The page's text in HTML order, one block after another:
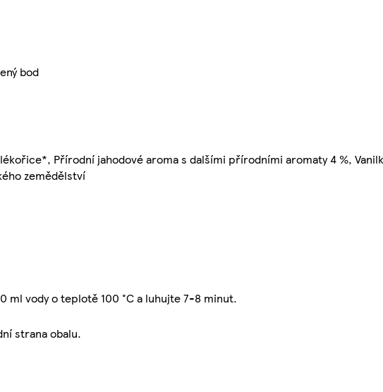
bod
Přírodní jahodové aroma s dalšími přírodními aromaty 4 %,
zemědělství
ml vody o teplotě 100 °C a luhujte 7-8 minut.
strana obalu.